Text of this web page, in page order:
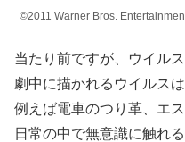
©2011 Warner Bros.
当たり前ですが、ウイル
劇中に描かれるウイルスは
例えば電車のつり革、エ
日常の中で無意識に触れ